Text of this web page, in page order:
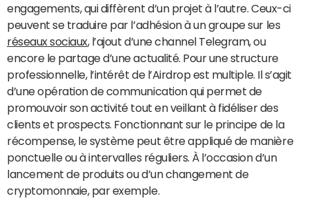
engagements, qui diffèrent d’un projet à l’autre. Ceux-ci
peuvent se traduire par l’adhésion à un groupe sur les
réseaux sociaux, l’ajout d’une channel Telegram, ou
encore le partage d’une actualité. Pour une structure
professionnelle, l’intérêt de l’Airdrop est multiple. Il s’agit
d’une opération de communication qui permet de
promouvoir son activité tout en veillant à fidéliser des
clients et prospects. Fonctionnant sur le principe de la
récompense, le système peut être appliqué de manière
ponctuelle ou à intervalles réguliers. À l’occasion d’un
lancement de produits ou d’un changement de
cryptomonnaie, par exemple.